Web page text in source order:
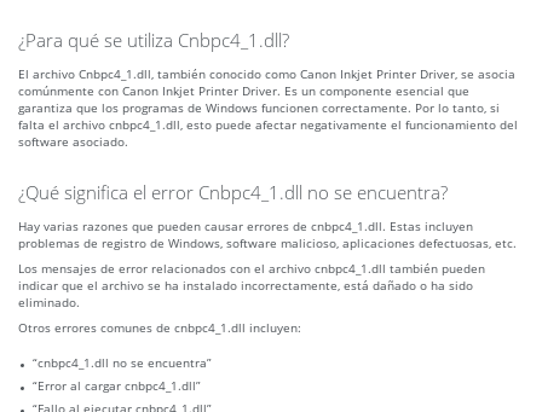
¿Para qué se utiliza Cnbpc4_1.dll?
El archivo Cnbpc4_1.dll, también conocido como Canon Inkjet Printer Driver, se asocia
comúnmente con Canon Inkjet Printer Driver. Es un componente esencial que
garantiza que los programas de Windows funcionen correctamente. Por lo tanto, si
falta el archivo cnbpc4_1.dll, esto puede afectar negativamente el funcionamiento del
software asociado.
¿Qué significa el error Cnbpc4_1.dll no se encuentra?
Hay varias razones que pueden causar errores de cnbpc4_1.dll. Estas incluyen
problemas de registro de Windows, software malicioso, aplicaciones defectuosas, etc.
Los mensajes de error relacionados con el archivo cnbpc4_1.dll también pueden
indicar que el archivo se ha instalado incorrectamente, está dañado o ha sido
eliminado.
Otros errores comunes de cnbpc4_1.dll incluyen:
“cnbpc4_1.dll no se encuentra”
“Error al cargar cnbpc4_1.dll”
“Fallo al ejecutar cnbpc4_1.dll”